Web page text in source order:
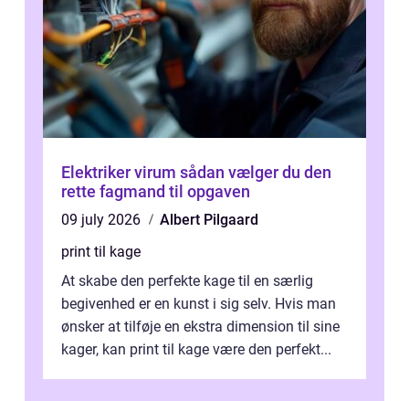
Elektriker virum sådan vælger du den
rette fagmand til opgaven
09 july 2026
Albert Pilgaard
print til kage
At skabe den perfekte kage til en særlig
begivenhed er en kunst i sig selv. Hvis man
ønsker at tilføje en ekstra dimension til sine
kager, kan print til kage være den perfekt...